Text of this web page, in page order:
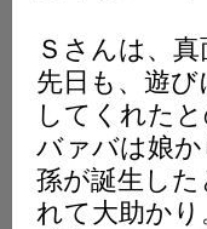
Ｓさんは、
先日も、遊
してくれたと
バァバは娘
孫が誕生し
れて大助かり